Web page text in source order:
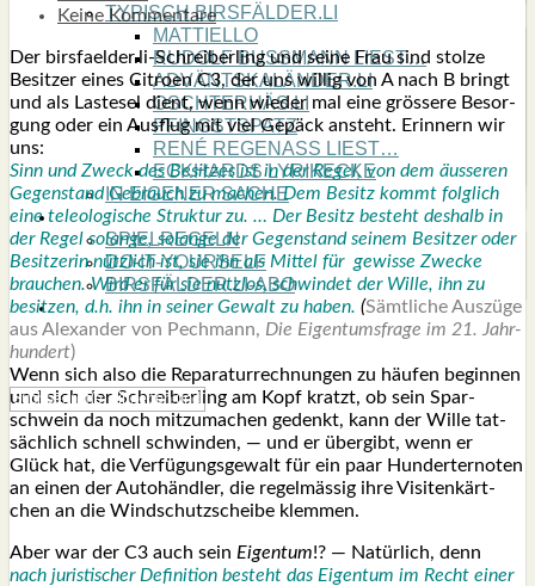
TYPISCH BIRSFÄLDER.LI
MATTIELLO
RUDOLF BUSS­MANN LIEST…
ADVÄNTSKALÄNDER.LI
OSCHTERHÄS.LI
PFINGST­SPATZ
RENÉ REGEN­ASS LIEST…
ECK­HARDS LYRIK­ECKE
IN EIGE­NER SACHE
SO GOOT’S
SPIEL­RE­GELN
DO-IT-YOUR­S­ELF
BIRSFÄLDER.LI-ABO
SHOUT­BOX
Keine Kommentare
Der birsfaelder.li-Schreiberling und sei­ne Frau sind stol­ze
Besit­zer eines Citro­en C3, der uns wil­lig von A nach B bringt
und als Last­esel dient, wenn wie­der mal eine grös­se­re Besor­
gung oder ein Aus­flug mit viel Gepäck ansteht. Erin­nern wir
uns:
Sinn und Zweck des Besit­zes ist in der Regel, von dem äus­se­ren
Gegen­stand Gebrauch zu machen. Dem Besitz kommt folg­lich
eine teleo­lo­gi­sche Struk­tur zu. … Der Besitz besteht des­halb in
der Regel solan­ge, solan­ge der Gegen­stand sei­nem Besit­zer oder
Besit­ze­rin nütz­lich ist, sie ihn als Mit­tel für gewis­se Zwe­cke
brau­chen. Wird er für sie nutz­los, schwin­det der Wil­le, ihn zu
besit­zen, d.h. ihn in sei­ner Gewalt zu haben. (Sämt­li­che Aus­zü­ge
aus Alex­an­der von Pech­mann, Die Eigen­tums­fra­ge im 21. Jahr­
hun­dert)
Wenn sich also die Repa­ra­tur­rech­nun­gen zu häu­fen begin­nen
und sich der Schrei­ber­ling am Kopf kratzt, ob sein Spar­
schwein da noch mit­zu­ma­chen gedenkt, kann der Wil­le tat­
säch­lich schnell schwin­den, — und er über­gibt, wenn er
Glück hat, die Ver­fü­gungs­ge­walt für ein paar Hun­der­ter­no­ten
an einen der Auto­händ­ler, die regel­mäs­sig ihre Visi­ten­kärt­
chen an die Wind­schutz­schei­be klem­men.
Aber war der C3 auch sein Eigen­tum!? — Natür­lich, denn
nach juris­ti­scher Defi­ni­ti­on besteht das Eigen­tum im Recht einer